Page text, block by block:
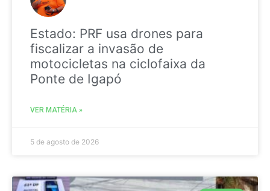
Estado: PRF usa drones para
fiscalizar a invasão de
motocicletas na ciclofaixa da
Ponte de Igapó
VER MATÉRIA »
5 de agosto de 2026